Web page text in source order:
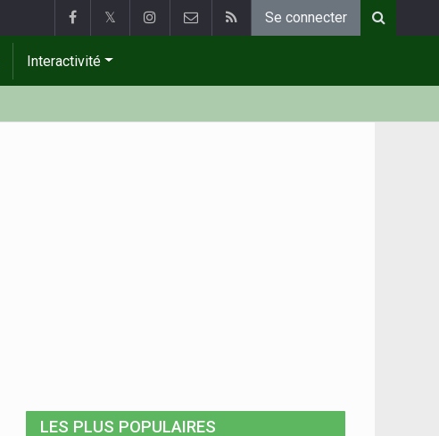
𝕏 Se connecter
Interactivité
LES PLUS POPULAIRES